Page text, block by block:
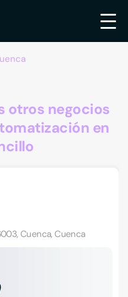
otros negocios
en
Cuenca, Cuenca